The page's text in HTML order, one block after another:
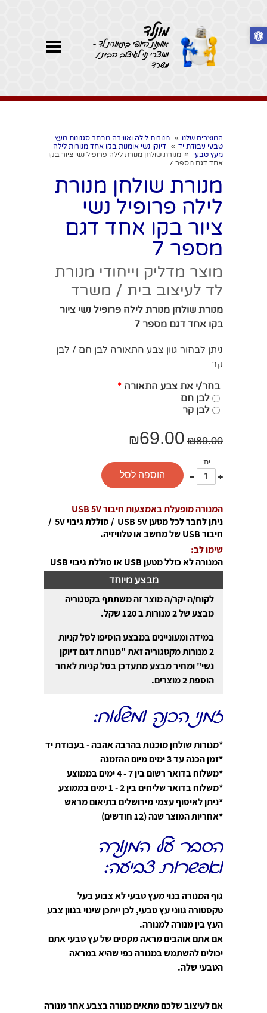
מונלד
אומנות היופי בתאורת לד -
ומוצרי נוי לעיצוב הבית /
משרד
המוצרים שלנו » מנורות לילה ואווירה מבחר סגנונות מעץ
טבעי עבודת יד » דיוקן נשי אומנות בקו אחד מנורות לילה
מעץ טבעי
» מנורת שולחן מנורת לילה פרופיל נשי ציור בקו
אחד דגם מספר 7
מנורת שולחן מנורת
לילה פרופיל נשי
ציור בקו אחד דגם
מספר 7
מוצר מדליק וייחודי מנורת
לד לעיצוב בית / משרד
מנורת שולחן מנורת לילה פרופיל נשי ציור
בקו אחד דגם מספר 7
ניתן לבחור גוון צבע התאורה לבן חם / לבן
קר
בחר/י את צבע התאורה *
לבן חם
לבן קר
₪89.00
₪69.00
יח'
עוד
אחד
פחות
אחד
הוספה לסל
המנורה מופעלת באמצעות חיבור USB 5V
ניתן לחבר לכל מטען USB 5V / סוללת גיבוי 5V /
חיבור USB של מחשב או טלוויזיה.
שימו לב:
המנורה לא כולל מטען USB או סוללת גיבוי USB
מבצע מיוחד
לקוח/ה יקר/ה מוצר זה משתתף בקטגוריה
מבצע של 2 מנורות ב 120 שקל.
במידה ומעוניינים במבצע הוסיפו לסל קניות
2 מנורות מקטגוריה זאת "מנורות דגם דיוקן
נשי" ומחיר מבצע מתעדכן בסל קניות לאחר
הוספת 2 מוצרים.
זמני הכנה ומשלוח:
*מנורות שולחן מוכנות בהרבה אהבה - בעבודת יד
*זמן הכנה עד 3 ימים מיום ההזמנה
*משלוח בדואר רשום בין 7 - 4 ימים בממוצע
*משלוח בדואר שליחים בין 2 - 1 ימים בממוצע
*ניתן לאיסוף עצמי מירושלים בתיאום מראש
*אחריות המוצר שנה (12 חודשים)
הסבר על המנורה
ואפשרות צביעה:
גוף המנורה בנוי מעץ טבעי לא צבוע בעל
טקסטורה גווני עץ טבעי, לכן ייתכן שינוי בגוון צבע
העץ בין מנורה למנורה.
אם אתם אוהבים מראה מקסים של עץ טבעי אתם
יכולים להשתמש במנורה כפי שהיא במראה
הטבעי שלה.
אם לעיצוב שלכם מתאים מנורה בצבע אחר מנורה